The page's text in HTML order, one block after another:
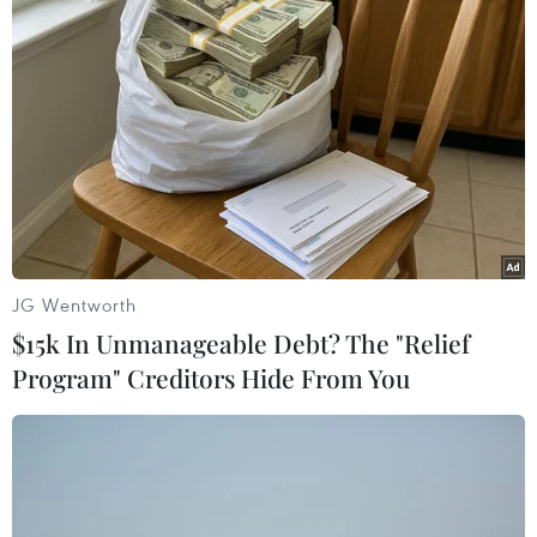
(TTXVN/Vietnam+)
JG Wentworth
$15k In Unmanageable Debt? The "Relief
Program" Creditors Hide From You